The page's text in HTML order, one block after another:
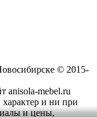
© 2015-
anisola-mebel.ru
и ни при
и цены,